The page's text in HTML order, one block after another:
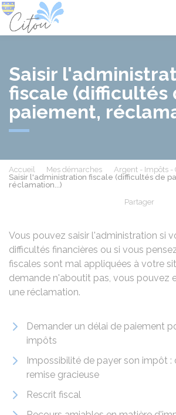
Saisir
fiscale (difficultés
paiement,
Accueil Mes démarches
Argent - Impôts -
Saisir l'administration fiscale (difficultés de
réclamation...)
Partager
Vous pouvez saisir l'administration si
difficultés financières ou si vous
fiscales sont mal appliquées à votre
demande n'aboutit pas, vous pouvez
une réclamation.
Demander un délai de paiement
impôts
Impossibilité de payer son impôt :
remise gracieuse
Rescrit fiscal